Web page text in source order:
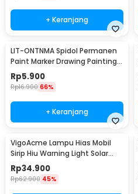
+ Keranjang
LIT-ONTNMA Spidol Permanen
Paint Marker Drawing Painting
Oil Base - MP-01
Rp5.900
Rp16.900 66%
+ Keranjang
VigoAcme Lampu Hias Mobil
Sirip Hiu Warning Light Solar
Energy 8 LED - FZWJSD
Rp34.900
Rp62.900 45%